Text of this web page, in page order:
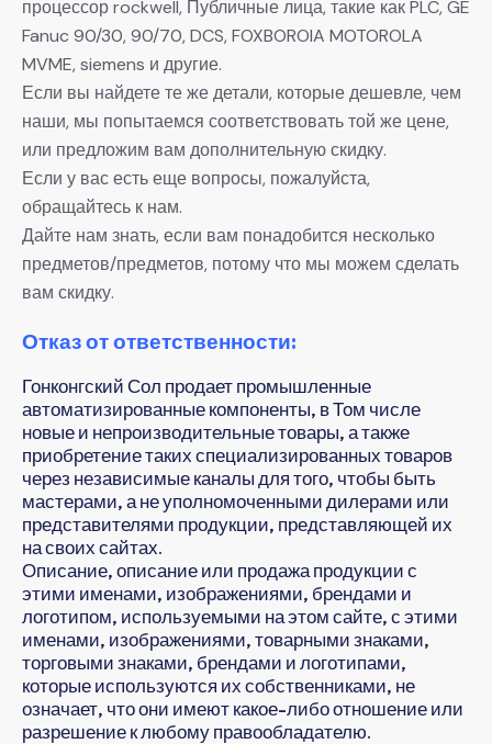
процессор rockwell, Публичные лица, такие как PLC, GE
Fanuc 90/30, 90/70, DCS, FOXBOROIA MOTOROLA
MVME, siemens и другие.
Если вы найдете те же детали, которые дешевле, чем
наши, мы попытаемся соответствовать той же цене,
или предложим вам дополнительную скидку.
Если у вас есть еще вопросы, пожалуйста,
обращайтесь к нам.
Дайте нам знать, если вам понадобится несколько
предметов/предметов, потому что мы можем сделать
вам скидку.
Отказ от ответственности:
Гонконгский Сол продает промышленные
автоматизированные компоненты, в Том числе
новые и непроизводительные товары, а также
приобретение таких специализированных товаров
через независимые каналы для того, чтобы быть
мастерами, а не уполномоченными дилерами или
представителями продукции, представляющей их
на своих сайтах.
Описание, описание или продажа продукции с
этими именами, изображениями, брендами и
логотипом, используемыми на этом сайте, с этими
именами, изображениями, товарными знаками,
торговыми знаками, брендами и логотипами,
которые используются их собственниками, не
означает, что они имеют какое-либо отношение или
разрешение к любому правообладателю.